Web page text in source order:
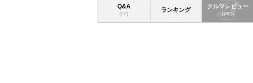
Q&A
(92) ランキング
クルマレビュー
(782)